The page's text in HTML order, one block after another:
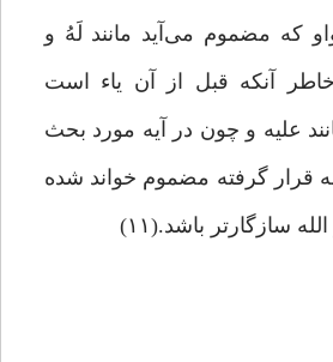
که مضموم می‌آید مانند لَهُ و
آنکه قبل از آن یاء است
علیه و چون در آیه مورد بحث
قرار گرفته مضموم خواند شده
سازگارتر باشد.(۱۱)